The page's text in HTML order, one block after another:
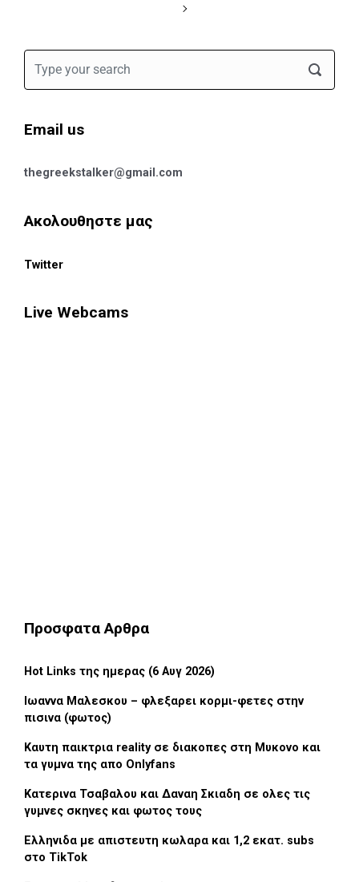
Email us
thegreekstalker@gmail.com
Ακολουθηστε μας
Twitter
Live Webcams
Προσφατα Αρθρα
Hot Links της ημερας (6 Αυγ 2026)
Ιωαννα Μαλεσκου – φλεξαρει κορμι-φετες στην
πισινα (φωτος)
Καυτη παικτρια reality σε διακοπες στη Μυκονο και
τα γυμνα της απο Onlyfans
Κατερινα Τσαβαλου και Δαναη Σκιαδη σε ολες τις
γυμνες σκηνες και φωτος τους
Ελληνιδα με απιστευτη κωλαρα και 1,2 εκατ. subs
στο TikTok